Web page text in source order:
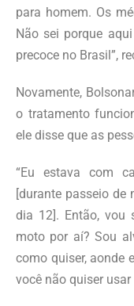
para homem. Os
Não sei porque
precoce no Brasil”,
Novamente,
o tratamento
ele disse que as
“Eu estava com
[durante passeio
dia 12]. Então, vou
moto por aí? Sou
como quiser, aonde
você não quiser